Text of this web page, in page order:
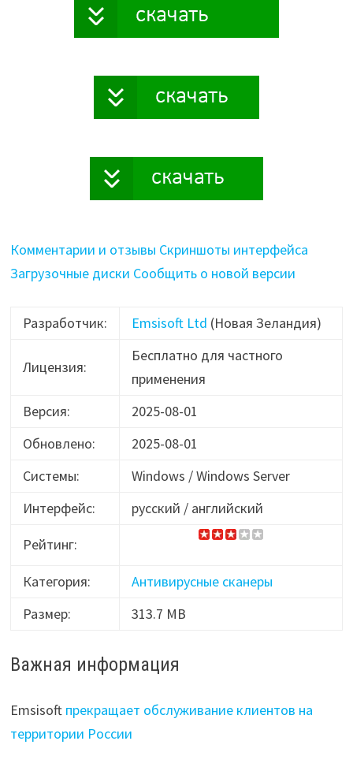
Комментарии и отзывы Скриншоты интерфейса
Загрузочные диски Сообщить о новой версии
Разработчик: Emsisoft Ltd (Новая Зеландия)
Лицензия:
Бесплатно для частного
применения
Версия:
2025-08-01
Обновлено:
2025-08-01
Системы:
Windows / Windows Server
Интерфейс:
русский / английский
Рейтинг:
Категория:
Антивирусные сканеры
Размер:
313.7 MB
Важная информация
Emsisoft прекращает обслуживание клиентов на
территории России